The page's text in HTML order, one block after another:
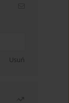
Usuń